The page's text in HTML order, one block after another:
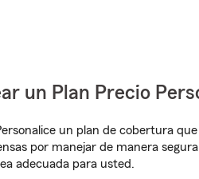
un Plan Precio
un plan de cobertura
por manejar de manera
adecuada para usted.